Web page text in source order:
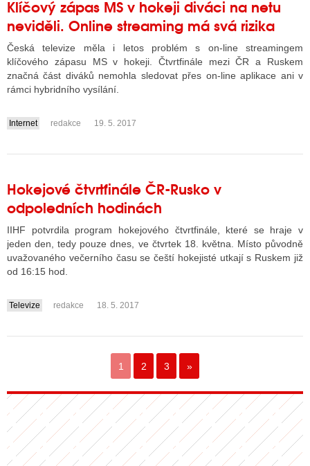
Klíčový zápas MS v hokeji diváci na netu
neviděli. Online streaming má svá rizika
Česká televize měla i letos problém s on-line streamingem
klíčového zápasu MS v hokeji. Čtvrtfinále mezi ČR a Ruskem
značná část diváků nemohla sledovat přes on-line aplikace ani v
rámci hybridního vysílání.
....
Internet redakce 19. 5. 2017
Hokejové čtvrtfinále ČR-Rusko v
odpoledních hodinách
IIHF potvrdila program hokejového čtvrtfinále, které se hraje v
jeden den, tedy pouze dnes, ve čtvrtek 18. května. Místo původně
uvažovaného večerního času se čeští hokejisté utkají s Ruskem již
od 16:15 hod.
....
Televize redakce 18. 5. 2017
1 2 3 »